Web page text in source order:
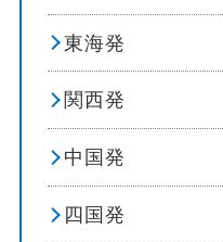
東海発
関西発
中国発
四国発